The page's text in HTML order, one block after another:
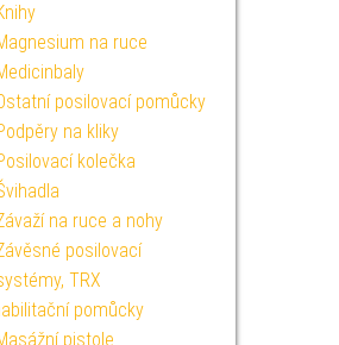
na ruce
posilovací pomůcky
na kliky
kolečka
na ruce a nohy
posilovací
TRX
pomůcky
pistole